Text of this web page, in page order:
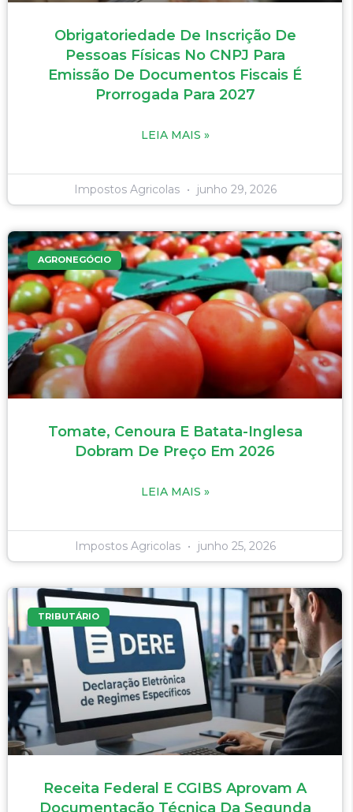
Obrigatoriedade De Inscrição De
Pessoas Físicas No CNPJ Para
Emissão De Documentos Fiscais É
Prorrogada Para 2027
LEIA MAIS »
Impostos Agricolas junho 29, 2026
AGRONEGÓCIO
Tomate, Cenoura E Batata-Inglesa
Dobram De Preço Em 2026
LEIA MAIS »
Impostos Agricolas junho 25, 2026
TRIBUTÁRIO
Receita Federal E CGIBS Aprovam A
Documentação Técnica Da Segunda